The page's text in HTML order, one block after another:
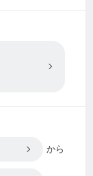
から